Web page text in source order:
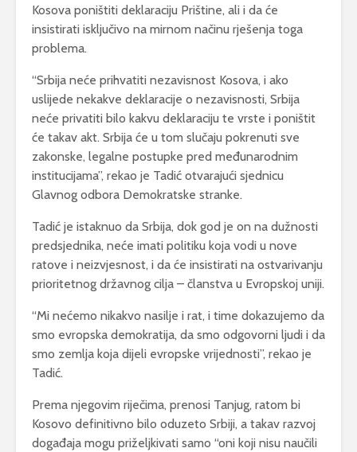
Kosova poništiti deklaraciju Prištine, ali i da će
insistirati isključivo na mirnom načinu rješenja toga
problema.
“Srbija neće prihvatiti nezavisnost Kosova, i ako
uslijede nekakve deklaracije o nezavisnosti, Srbija
neće privatiti bilo kakvu deklaraciju te vrste i poništit
će takav akt. Srbija će u tom slučaju pokrenuti sve
zakonske, legalne postupke pred međunarodnim
institucijama”, rekao je Tadić otvarajući sjednicu
Glavnog odbora Demokratske stranke.
Tadić je istaknuo da Srbija, dok god je on na dužnosti
predsjednika, neće imati politiku koja vodi u nove
ratove i neizvjesnost, i da će insistirati na ostvarivanju
prioritetnog državnog cilja – članstva u Evropskoj uniji.
“Mi nećemo nikakvo nasilje i rat, i time dokazujemo da
smo evropska demokratija, da smo odgovorni ljudi i da
smo zemlja koja dijeli evropske vrijednosti”, rekao je
Tadić.
Prema njegovim riječima, prenosi Tanjug, ratom bi
Kosovo definitivno bilo oduzeto Srbiji, a takav razvoj
događaja mogu priželjkivati samo “oni koji nisu naučili